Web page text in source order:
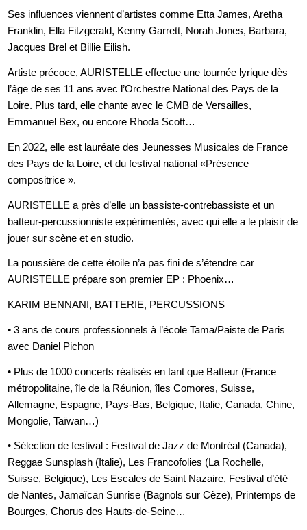
Ses influences viennent d’artistes comme Etta James, Aretha
Franklin, Ella Fitzgerald, Kenny Garrett, Norah Jones, Barbara,
Jacques Brel et Billie Eilish.
Artiste précoce, AURISTELLE effectue une tournée lyrique dès
l’âge de ses 11 ans avec l’Orchestre National des Pays de la
Loire. Plus tard, elle chante avec le CMB de Versailles,
Emmanuel Bex, ou encore Rhoda Scott…
En 2022, elle est lauréate des Jeunesses Musicales de France
des Pays de la Loire, et du festival national «Présence
compositrice ».
AURISTELLE a près d’elle un bassiste-contrebassiste et un
batteur-percussionniste expérimentés, avec qui elle a le plaisir de
jouer sur scène et en studio.
La poussière de cette étoile n’a pas fini de s’étendre car
AURISTELLE prépare son premier EP : Phoenix…
KARIM BENNANI, BATTERIE, PERCUSSIONS
• 3 ans de cours professionnels à l’école Tama/Paiste de Paris
avec Daniel Pichon
• Plus de 1000 concerts réalisés en tant que Batteur (France
métropolitaine, île de la Réunion, îles Comores, Suisse,
Allemagne, Espagne, Pays-Bas, Belgique, Italie, Canada, Chine,
Mongolie, Taïwan…)
• Sélection de festival : Festival de Jazz de Montréal (Canada),
Reggae Sunsplash (Italie), Les Francofolies (La Rochelle,
Suisse, Belgique), Les Escales de Saint Nazaire, Festival d’été
de Nantes, Jamaïcan Sunrise (Bagnols sur Cèze), Printemps de
Bourges, Chorus des Hauts-de-Seine…